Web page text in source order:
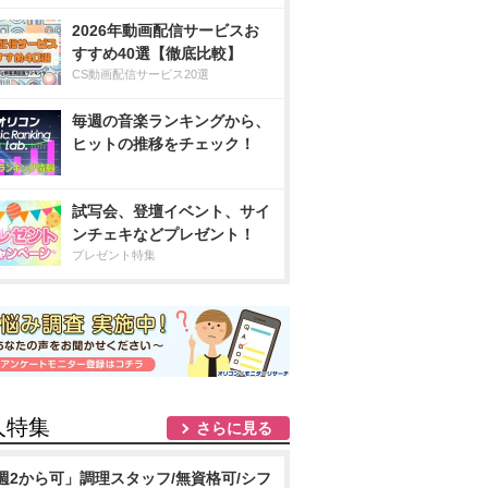
2026年動画配信サービスお
すすめ40選【徹底比較】
CS動画配信サービス20選
毎週の音楽ランキングから、
ヒットの推移をチェック！
試写会、登壇イベント、サイ
ンチェキなどプレゼント！
プレゼント特集
特集 さらに見る
2から可」調理スタッフ/無資格可/シフ